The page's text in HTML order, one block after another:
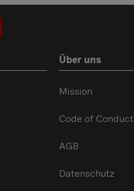
Über uns
Mission
Code of Conduct
AGB
Datenschutz